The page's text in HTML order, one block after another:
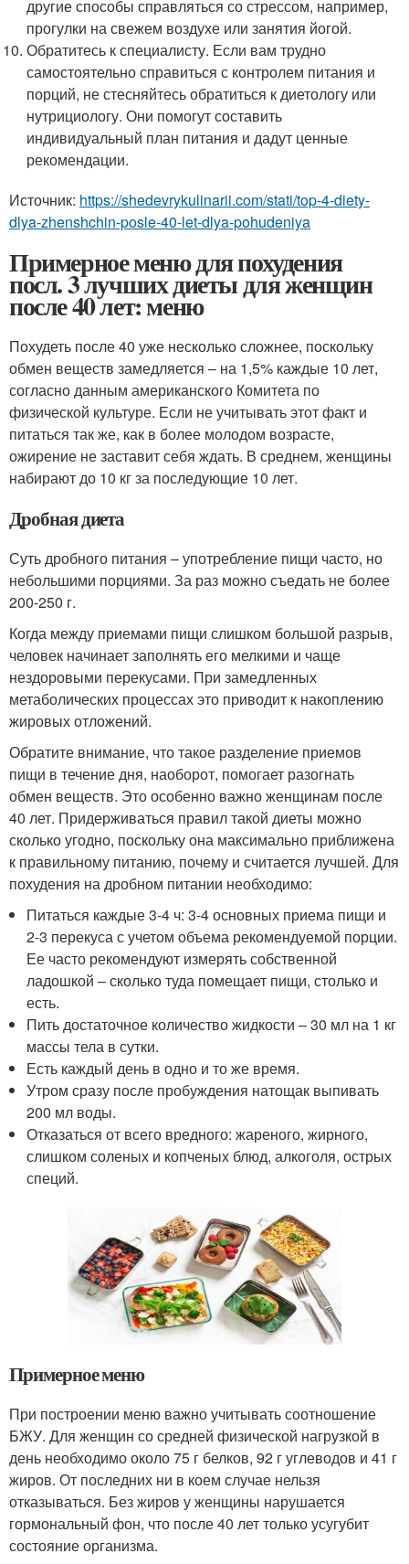
другие способы справляться со стрессом, например,
прогулки на свежем воздухе или занятия йогой.
Обратитесь к специалисту. Если вам трудно
самостоятельно справиться с контролем питания и
порций, не стесняйтесь обратиться к диетологу или
нутрициологу. Они помогут составить
индивидуальный план питания и дадут ценные
рекомендации.
Источник: https://shedevrykulinarii.com/stati/top-4-diety-
dlya-zhenshchin-posle-40-let-dlya-pohudeniya
Примерное меню для похудения
посл. 3 лучших диеты для женщин
после 40 лет: меню
Похудеть после 40 уже несколько сложнее, поскольку
обмен веществ замедляется – на 1,5% каждые 10 лет,
согласно данным американского Комитета по
физической культуре. Если не учитывать этот факт и
питаться так же, как в более молодом возрасте,
ожирение не заставит себя ждать. В среднем, женщины
набирают до 10 кг за последующие 10 лет.
Дробная диета
Суть дробного питания – употребление пищи часто, но
небольшими порциями. За раз можно съедать не более
200-250 г.
Когда между приемами пищи слишком большой разрыв,
человек начинает заполнять его мелкими и чаще
нездоровыми перекусами. При замедленных
метаболических процессах это приводит к накоплению
жировых отложений.
Обратите внимание, что такое разделение приемов
пищи в течение дня, наоборот, помогает разогнать
обмен веществ. Это особенно важно женщинам после
40 лет. Придерживаться правил такой диеты можно
сколько угодно, поскольку она максимально приближена
к правильному питанию, почему и считается лучшей. Для
похудения на дробном питании необходимо:
Питаться каждые 3-4 ч: 3-4 основных приема пищи и
2-3 перекуса с учетом объема рекомендуемой порции.
Ее часто рекомендуют измерять собственной
ладошкой – сколько туда помещает пищи, столько и
есть.
Пить достаточное количество жидкости – 30 мл на 1 кг
массы тела в сутки.
Есть каждый день в одно и то же время.
Утром сразу после пробуждения натощак выпивать
200 мл воды.
Отказаться от всего вредного: жареного, жирного,
слишком соленых и копченых блюд, алкоголя, острых
специй.
Примерное меню
При построении меню важно учитывать соотношение
БЖУ. Для женщин со средней физической нагрузкой в
день необходимо около 75 г белков, 92 г углеводов и 41 г
жиров. От последних ни в коем случае нельзя
отказываться. Без жиров у женщины нарушается
гормональный фон, что после 40 лет только усугубит
состояние организма.